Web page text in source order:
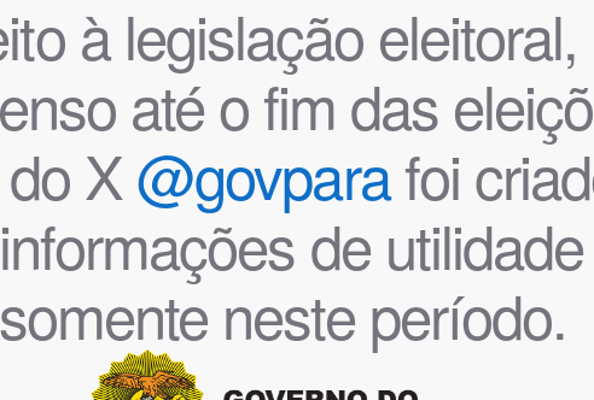
à legislação
até o fim das
X@govparafoi
de
somente neste período.